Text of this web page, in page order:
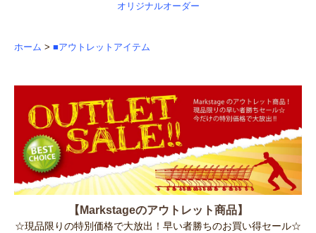
オリジナルオーダー
ホーム > ■アウトレットアイテム
【Markstageのアウトレット商品】
☆現品限りの特別価格で大放出！早い者勝ちのお買い得セール☆